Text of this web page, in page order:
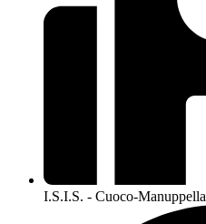
I.S.I.S. - Cuoco-Manuppella